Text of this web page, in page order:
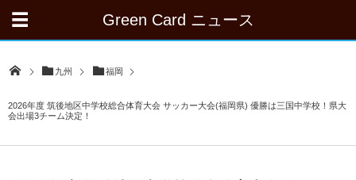
Green Card ニュース
九州 福岡
2026年度 筑後地区中学校総合体育大会 サッカー大会(福岡県) 優勝は三国中学校！県大
会出場3チーム決定！